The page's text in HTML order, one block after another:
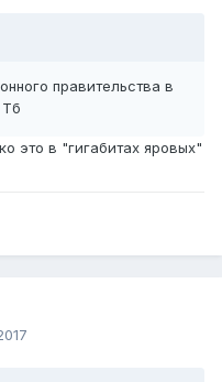
правительства в
Тб
это в "гигабитах яровых"